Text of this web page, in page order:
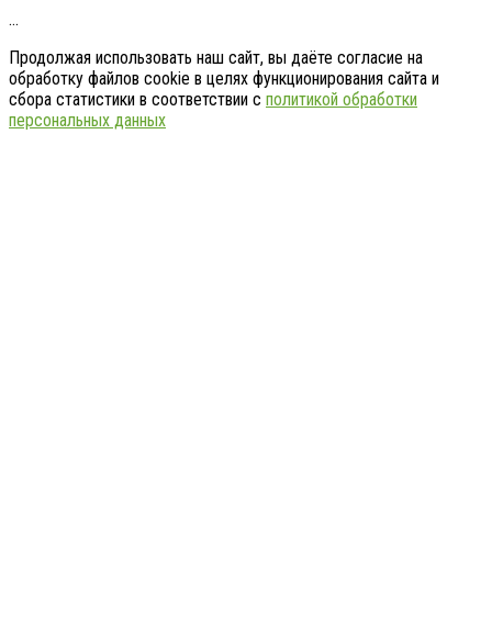
…
Продолжая использовать наш сайт, вы даёте согласие на
обработку файлов cookie в целях функционирования сайта и
сбора статистики в соответствии с политикой обработки
персональных данных